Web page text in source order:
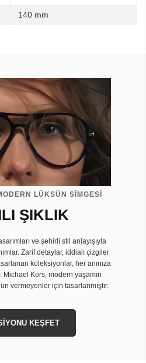
140 mm
LÜKSÜN SİMGESİ
ŞIKLIK
ve şehirli stil anlayışıyla
Zarif detaylar, iddialı çizgiler
koleksiyonlar, her anınıza
Michael Kors, modern yaşamın
vermeyenler için tasarlanmıştır.
KEŞFET